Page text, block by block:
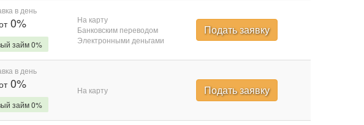
в день
0%
займ 0%
На карту
Банковским переводом
Электронными деньгами
Подать заявку
в день
0%
займ 0%
На карту Подать заявку